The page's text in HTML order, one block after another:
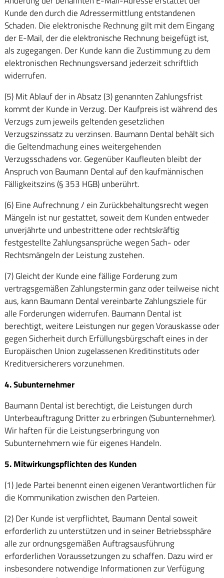
Kunde den durch die Adressermittlung entstandenen
Schaden. Die elektronische Rechnung gilt mit dem Eingang
der E-Mail, der die elektronische Rechnung beigefügt ist,
als zugegangen. Der Kunde kann die Zustimmung zu dem
elektronischen Rechnungsversand jederzeit schriftlich
widerrufen.
(5) Mit Ablauf der in Absatz (3) genannten Zahlungsfrist
kommt der Kunde in Verzug. Der Kaufpreis ist während des
Verzugs zum jeweils geltenden gesetzlichen
Verzugszinssatz zu verzinsen. Baumann Dental behält sich
die Geltendmachung eines weitergehenden
Verzugsschadens vor. Gegenüber Kaufleuten bleibt der
Anspruch von Baumann Dental auf den kaufmännischen
Fälligkeitszins (§ 353 HGB) unberührt.
(6) Eine Aufrechnung / ein Zurückbehaltungsrecht wegen
Mängeln ist nur gestattet, soweit dem Kunden entweder
unverjährte und unbestrittene oder rechtskräftig
festgestellte Zahlungsansprüche wegen Sach- oder
Rechtsmängeln der Leistung zustehen.
(7) Gleicht der Kunde eine fällige Forderung zum
vertragsgemäßen Zahlungstermin ganz oder teilweise nicht
aus, kann Baumann Dental vereinbarte Zahlungsziele für
alle Forderungen widerrufen. Baumann Dental ist
berechtigt, weitere Leistungen nur gegen Vorauskasse oder
gegen Sicherheit durch Erfüllungsbürgschaft eines in der
Europäischen Union zugelassenen Kreditinstituts oder
Kreditversicherers vorzunehmen.
4. Subunternehmer
Baumann Dental ist berechtigt, die Leistungen durch
Unterbeauftragung Dritter zu erbringen (Subunternehmer).
Wir haften für die Leistungserbringung von
Subunternehmern wie für eigenes Handeln.
5. Mitwirkungspflichten des Kunden
(1) Jede Partei benennt einen eigenen Verantwortlichen für
die Kommunikation zwischen den Parteien.
(2) Der Kunde ist verpflichtet, Baumann Dental soweit
erforderlich zu unterstützen und in seiner Betriebssphäre
alle zur ordnungsgemäßen Auftragsausführung
erforderlichen Voraussetzungen zu schaffen. Dazu wird er
insbesondere notwendige Informationen zur Verfügung